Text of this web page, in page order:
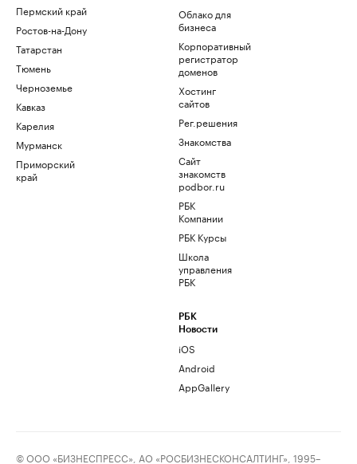
Пермский край
Ростов-на-Дону
Татарстан
Тюмень
Черноземье
Кавказ
Карелия
Мурманск
Приморский
край
Облако для
бизнеса
Корпоративный
регистратор
доменов
Хостинг
сайтов
Рег.решения
Знакомства
Сайт
знакомств
podbor.ru
РБК
Компании
РБК Курсы
Школа
управления
РБК
РБК
Новости
iOS
Android
AppGallery
© ООО «БИЗНЕСПРЕСС», АО «РОСБИЗНЕСКОНСАЛТИНГ», 1995–